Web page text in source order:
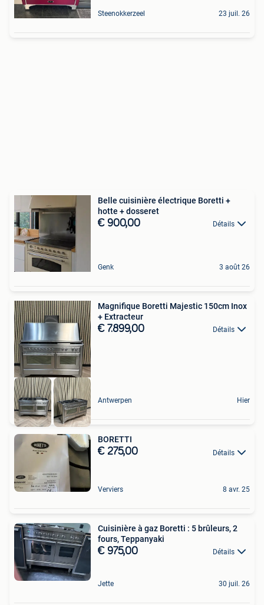
Steenokkerzeel 23 juil. 26
Belle cuisinière électrique Boretti +
hotte + dosseret
€ 900,00 Détails
Genk 3 août 26
Magnifique Boretti Majestic 150cm Inox
+ Extracteur
€ 7.899,00 Détails
Antwerpen Hier
BORETTI
€ 275,00 Détails
Verviers 8 avr. 25
Cuisinière à gaz Boretti : 5 brûleurs, 2
fours, Teppanyaki
€ 975,00 Détails
Jette 30 juil. 26